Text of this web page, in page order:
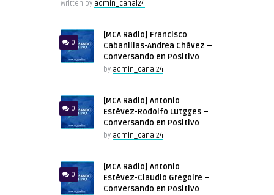
Written by admin_canal24
0
[MCA Radio] Francisco
Cabanillas-Andrea Chávez –
Conversando en Positivo
by admin_canal24
0
[MCA Radio] Antonio
Estévez-Rodolfo Lutgges –
Conversando en Positivo
by admin_canal24
0
[MCA Radio] Antonio
Estévez-Claudio Gregoire –
Conversando en Positivo